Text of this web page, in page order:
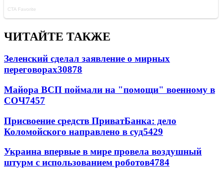
ЧИТАЙТЕ ТАКЖЕ
Зеленский сделал заявление о мирных
переговорах30878
Майора ВСП поймали на "помощи" военному в
СОЧ7457
Присвоение средств ПриватБанка: дело
Коломойского направлено в суд5429
Украина впервые в мире провела воздушный
штурм с использованием роботов4784